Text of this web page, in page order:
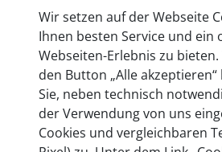
In den Kfz-Diagnosegeräten
mehr als 10 Jahre Erfahrung,
entwickeln wir unsere
Berlin laufend weiter. Auf diese
heute mehr als 60.000
Wir setzen auf der Webseite
Ihnen besten Service und ein
Webseiten-Erlebnis zu bieten.
den Button „Alle
Sie, neben technisch
der Verwendung von uns
Cookies und vergleichbaren